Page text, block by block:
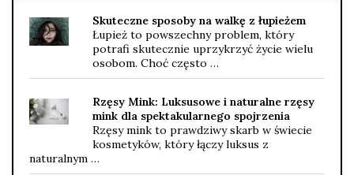
Skuteczne sposoby na walkę z łupieżem
Łupież to powszechny problem, który
potrafi skutecznie uprzykrzyć życie wielu
osobom. Choć często …
Rzęsy Mink: Luksusowe i naturalne rzęsy
mink dla spektakularnego spojrzenia
Rzęsy mink to prawdziwy skarb w świecie
kosmetyków, który łączy luksus z
naturalnym …